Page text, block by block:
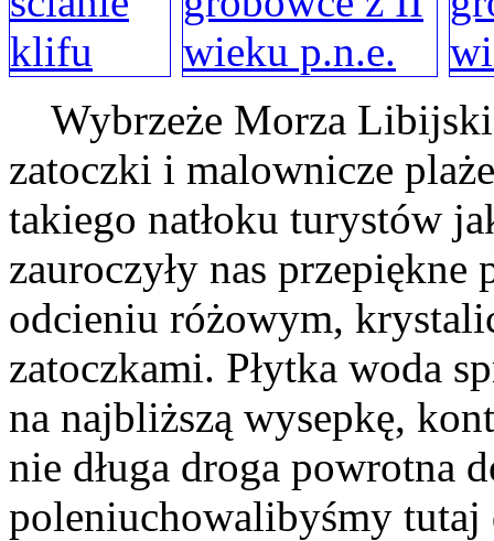
Wybrzeże Morza
zatoczki i malownicze
takiego natłoku turystów
zauroczyły nas przepiękne
odcieniu różowym,
zatoczkami. Płytka woda
na najbliższą wysepkę,
nie długa droga powrotna
poleniuchowalibyśmy tutaj